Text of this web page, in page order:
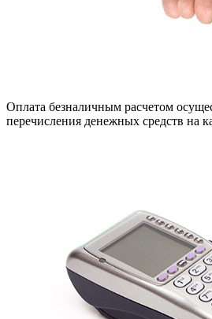
Оплата безналичным расчетом
перечисления денежных средств на